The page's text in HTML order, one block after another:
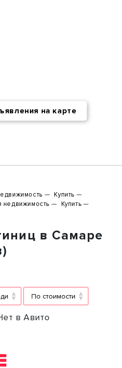
на карте
Купить
недвижимость
Купить
в Самаре
По стоимости
в Авито